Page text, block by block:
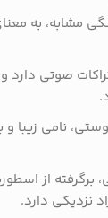
مشابه، به
صوتی
نامی زیبا و
برگرفته از
نزدیکی دارد.